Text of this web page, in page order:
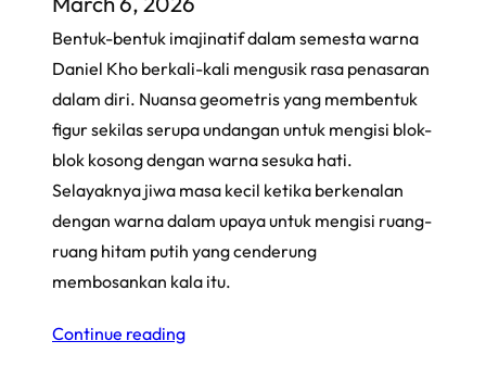
Bentuk-bentuk imajinatif dalam semesta warna
Daniel Kho berkali-kali mengusik rasa penasaran
dalam diri. Nuansa geometris yang membentuk
figur sekilas serupa undangan untuk mengisi blok-
blok kosong dengan warna sesuka hati.
Selayaknya jiwa masa kecil ketika berkenalan
dengan warna dalam upaya untuk mengisi ruang-
ruang hitam putih yang cenderung
membosankan kala itu.
Continue reading